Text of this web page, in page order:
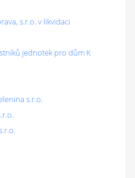
s.r.o. v likvidaci
jednotek pro dům K
s.r.o.